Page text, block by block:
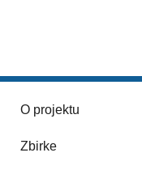
O projektu
Zbirke